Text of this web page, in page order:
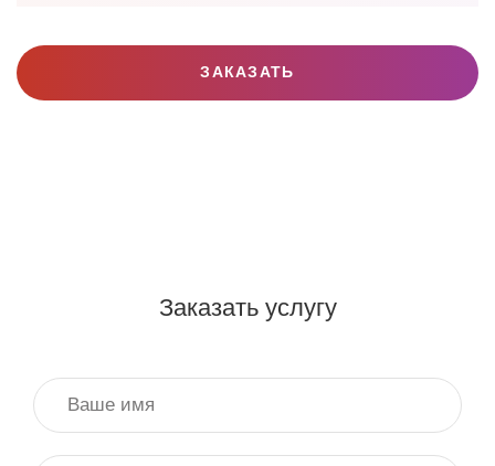
ЗАКАЗАТЬ
Заказать услугу